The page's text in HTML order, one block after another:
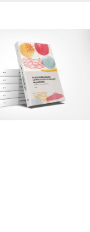
DE